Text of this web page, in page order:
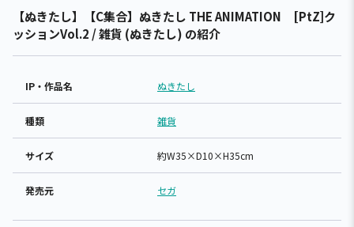
【ぬきたし】【C集合】ぬきたし THE ANIMATION [PtZ]ク
ッションVol.2 / 雑貨 (ぬきたし) の紹介
IP・作品名 ぬきたし
種類 雑貨
サイズ 約W35×D10×H35cm
発売元 セガ